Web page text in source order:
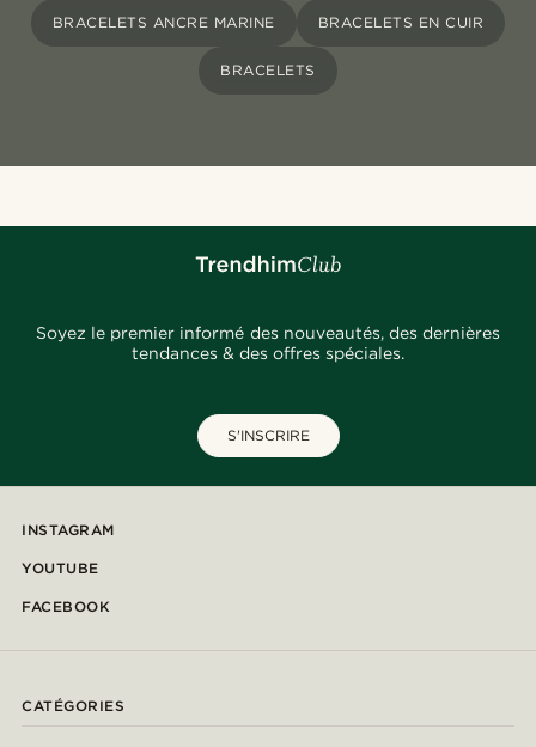
BRACELETS ANCRE MARINE BRACELETS EN CUIR
BRACELETS
Soyez le premier informé des nouveautés, des dernières
tendances & des offres spéciales.
S'INSCRIRE
INSTAGRAM
YOUTUBE
FACEBOOK
CATÉGORIES